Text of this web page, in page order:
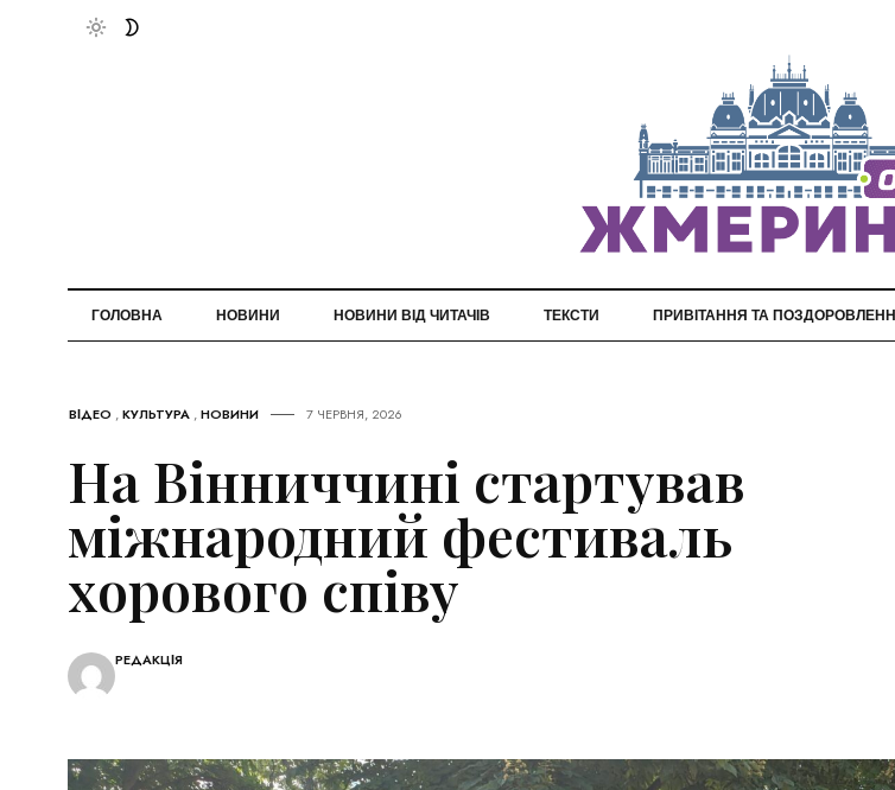
ГОЛОВНА НОВИНИ НОВИНИ ВІД ЧИТАЧІВ ТЕКСТИ ПРИВІТАННЯ ТА
ВІДЕО ,КУЛЬТУРА ,НОВИНИ 7 ЧЕРВНЯ, 2026
На Вінниччині стартував
міжнародний фестиваль
хорового співу
РЕДАКЦІЯ